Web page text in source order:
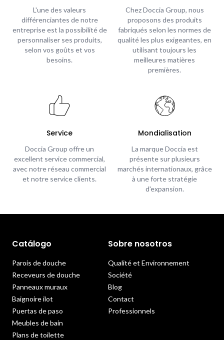
L'une des valeurs
différenciantes de notre
entreprise est la possibilité de
personnaliser ses produits,
selon vos goûts et vos
besoins.
Chez Doccia Group, nous
proposons des produits
fabriqués selon les normes de
qualité les plus exigeantes, en
utilisant toujours les
meilleures matières
premières.
Service
Doccia Group offre un
excellent service commercial,
avec notre réseau commercial
et notre service clients.
Mondialisation
La marque Doccia est
présente sur plusieurs
marchés internationaux, grâce
à une forte stratégie
d'expansion.
Catálogo
Parois de douche
Receveurs de douche
Panneaux muraux
Baignoire ilot
Puertas de paso
Meubles de bain
Plans de toilette
Sobre nosotros
Qualité et Environnement
Société
Blog
Contact
Professionnels